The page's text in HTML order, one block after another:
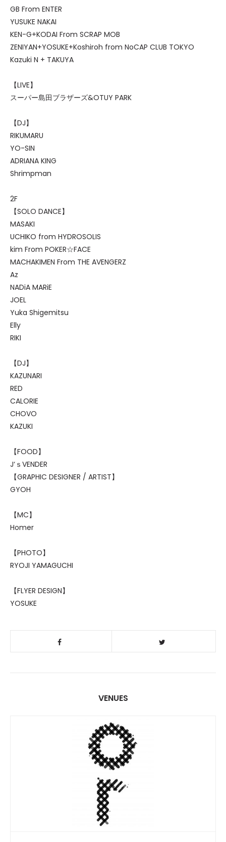
GB From ENTER
YUSUKE NAKAI
KEN-G+KODAI From SCRAP MOB
ZENIYAN+YOSUKE+Koshiroh from NoCAP CLUB TOKYO
Kazuki N + TAKUYA
【LIVE】
スーパー島田ブラザーズ&OTUY PARK
【DJ】
RIKUMARU
YO-SIN
ADRIANA KING
Shrimpman
2F
【SOLO DANCE】
MASAKI
UCHIKO from HYDROSOLIS
kim From POKER☆FACE
MACHAKIMEN From THE AVENGERZ
Az
NADiA MARiE
JOEL
Yuka Shigemitsu
Elly
RIKI
【DJ】
KAZUNARI
RED
CALORIE
CHOVO
KAZUKI
【FOOD】
J‘ｓVENDER
【GRAPHIC DESIGNER / ARTIST】
GYOH
【MC】
Homer
【PHOTO】
RYOJI YAMAGUCHI
【FLYER DESIGN】
YOSUKE
VENUES